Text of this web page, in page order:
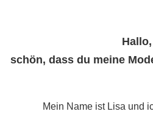
Hallo,
schön, dass du meine
Mein Name ist Lisa und